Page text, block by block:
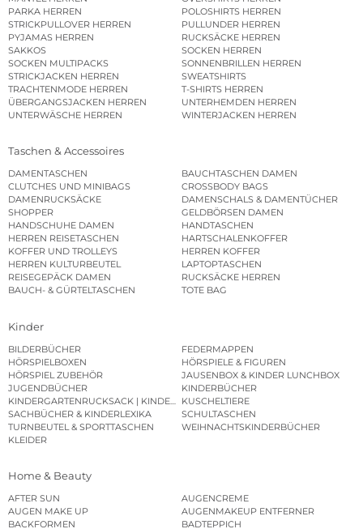
PARKA HERREN
POLOSHIRTS HERREN
STRICKPULLOVER HERREN
PULLUNDER HERREN
PYJAMAS HERREN
RUCKSÄCKE HERREN
SAKKOS
SOCKEN HERREN
SOCKEN MULTIPACKS
SONNENBRILLEN HERREN
STRICKJACKEN HERREN
SWEATSHIRTS
TRACHTENMODE HERREN
T-SHIRTS HERREN
ÜBERGANGSJACKEN HERREN
UNTERHEMDEN HERREN
UNTERWÄSCHE HERREN
WINTERJACKEN HERREN
Taschen & Accessoires
DAMENTASCHEN
BAUCHTASCHEN DAMEN
CLUTCHES UND MINIBAGS
CROSSBODY BAGS
DAMENRUCKSÄCKE
DAMENSCHALS & DAMENTÜCHER
SHOPPER
GELDBÖRSEN DAMEN
HANDSCHUHE DAMEN
HANDTASCHEN
HERREN REISETASCHEN
HARTSCHALENKOFFER
KOFFER UND TROLLEYS
HERREN KOFFER
HERREN KULTURBEUTEL
LAPTOPTASCHEN
REISEGEPÄCK DAMEN
RUCKSÄCKE HERREN
BAUCH- & GÜRTELTASCHEN
TOTE BAG
Kinder
BILDERBÜCHER
FEDERMAPPEN
HÖRSPIELBOXEN
HÖRSPIELE & FIGUREN
HÖRSPIEL ZUBEHÖR
JAUSENBOX & KINDER LUNCHBOX
JUGENDBÜCHER
KINDERBÜCHER
KINDERGARTENRUCKSACK | KINDERGARTENBEUTEL
KUSCHELTIERE
SACHBÜCHER & KINDERLEXIKA
SCHULTASCHEN
TURNBEUTEL & SPORTTASCHEN
WEIHNACHTSKINDERBÜCHER
KLEIDER
Home & Beauty
AFTER SUN
AUGENCREME
AUGEN MAKE UP
AUGENMAKEUP ENTFERNER
BACKFORMEN
BADTEPPICH